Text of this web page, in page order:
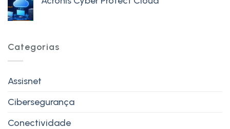
Categorias
Assisnet
Cibersegurança
Conectividade